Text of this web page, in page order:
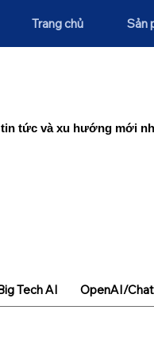
Trang chủ Sản
tức và xu hướng mới
Tech AI OpenAI/